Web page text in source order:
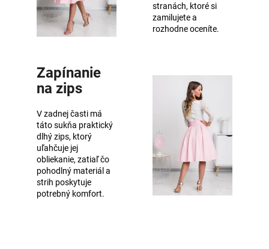
stranách, ktoré si
zamilujete a
rozhodne oceníte.
Zapínanie
na zips
V zadnej časti má
táto sukňa praktický
dlhý zips, ktorý
uľahčuje jej
obliekanie, zatiaľ čo
pohodlný materiál a
strih poskytuje
potrebný komfort.